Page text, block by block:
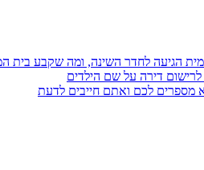
הגיעה לחדר השינה, ומה שקבע בית
דירה על שם הילדים
מספרים לכם ואתם חייבים לדעת